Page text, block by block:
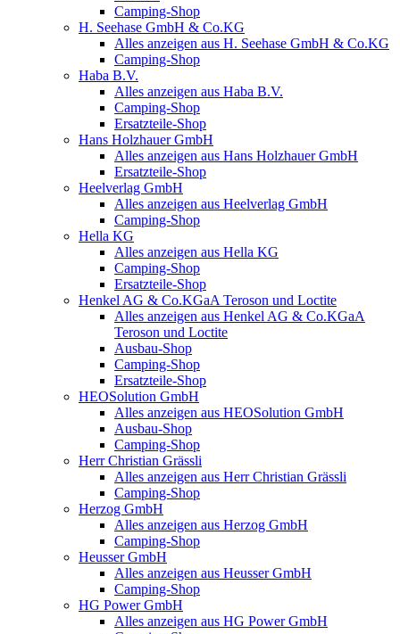
Camping-Shop
H. Seehase GmbH & Co.KG
Alles anzeigen aus H. Seehase GmbH & Co.KG
Camping-Shop
Haba B.V.
Alles anzeigen aus Haba B.V.
Camping-Shop
Ersatzteile-Shop
Hans Holzhauer GmbH
Alles anzeigen aus Hans Holzhauer GmbH
Ersatzteile-Shop
Heelverlag GmbH
Alles anzeigen aus Heelverlag GmbH
Camping-Shop
Hella KG
Alles anzeigen aus Hella KG
Camping-Shop
Ersatzteile-Shop
Henkel AG & Co.KGaA Teroson und Loctite
Alles anzeigen aus Henkel AG & Co.KGaA
Teroson und Loctite
Ausbau-Shop
Camping-Shop
Ersatzteile-Shop
HEOSolution GmbH
Alles anzeigen aus HEOSolution GmbH
Ausbau-Shop
Camping-Shop
Herr Christian Grässli
Alles anzeigen aus Herr Christian Grässli
Camping-Shop
Herzog GmbH
Alles anzeigen aus Herzog GmbH
Camping-Shop
Heusser GmbH
Alles anzeigen aus Heusser GmbH
Camping-Shop
HG Power GmbH
Alles anzeigen aus HG Power GmbH